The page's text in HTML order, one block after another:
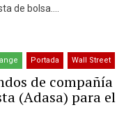
de bolsa….
Portada Wall Street
de compañía
(Adasa) para el